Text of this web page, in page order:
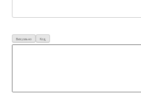
Визуально Код